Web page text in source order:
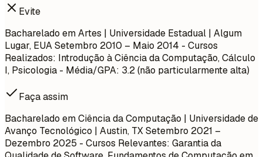
Evite
Bacharelado em Artes | Universidade Estadual | Algum
Lugar, EUASetembro 2010 – Maio 2014 - Cursos
Realizados: Introdução à Ciência da Computação, Cálculo
I, Psicologia - Média/GPA: 3.2 (não particularmente alta)
Faça assim
Bacharelado em Ciência da Computação | Universidade de
Avanço Tecnológico | Austin, TXSetembro 2021 –
Dezembro 2025 - Cursos Relevantes: Garantia da